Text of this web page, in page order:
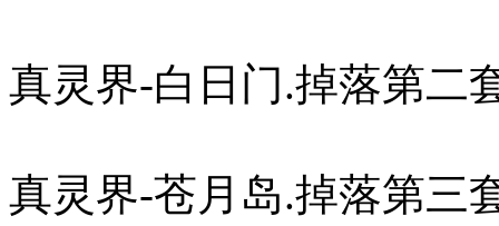
真灵界-白日门.掉落第二
真灵界-苍月岛.掉落第三